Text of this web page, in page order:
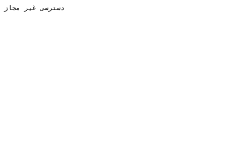
دسترسی غیر مجاز